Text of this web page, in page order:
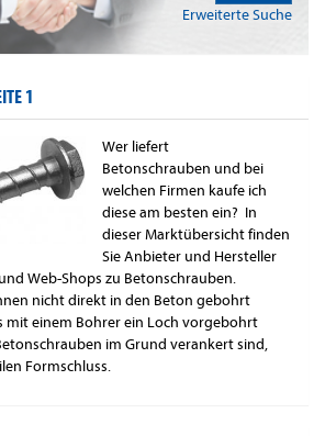
Erweiterte Suche
1
Wer liefert
Betonschrauben und bei
welchen Firmen kaufe ich
diese am besten ein? In
dieser Marktübersicht finden
Sie Anbieter und Hersteller
Web-Shops zu Betonschrauben.
nicht direkt in den Beton gebohrt
mit einem Bohrer ein Loch vorgebohrt
im Grund verankert sind,
Formschluss.